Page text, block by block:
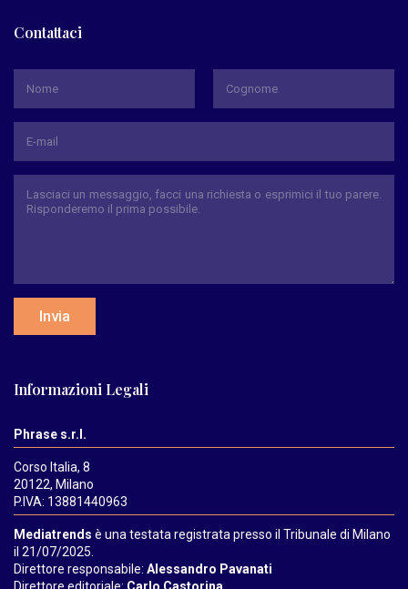
Contattaci
Invia
Informazioni Legali
Phrase s.r.l.
Corso Italia, 8
20122, Milano
P.IVA: 13881440963
Mediatrends è una testata registrata presso il Tribunale di Milano
il 21/07/2025.
Direttore responsabile: Alessandro Pavanati